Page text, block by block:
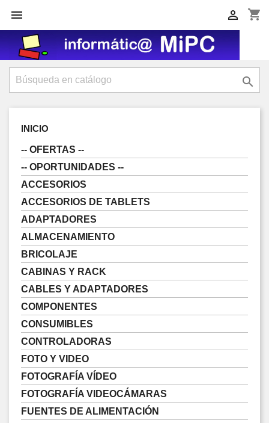
 shopping_cart


INICIO
-- OFERTAS --
-- OPORTUNIDADES --
ACCESORIOS
ACCESORIOS DE TABLETS
ADAPTADORES
ALMACENAMIENTO
BRICOLAJE
CABINAS Y RACK
CABLES Y ADAPTADORES
COMPONENTES
CONSUMIBLES
CONTROLADORAS
FOTO Y VIDEO
FOTOGRAFÍA VÍDEO
FOTOGRAFÍA VIDEOCÁMARAS
FUENTES DE ALIMENTACIÓN